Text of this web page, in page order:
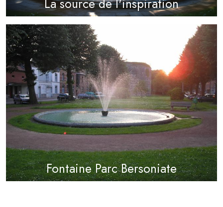
La source de l'inspiration
Fontaine Parc Bersoniate